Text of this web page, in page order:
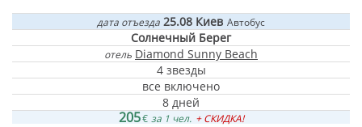
дата отъезда 25.08 Киев Автобус
Солнечный Берег
отель Diamond Sunny Beach
4 звезды
все включено
8 дней
205€ за 1 чел. + СКИДКА!